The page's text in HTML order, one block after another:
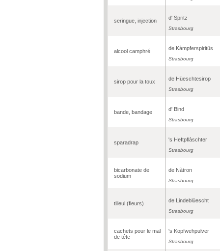
seringue, injection d' Spritz
Strasbourg
alcool camphré de Kàmpferspiritüs
Strasbourg
sirop pour la toux de Hüeschtesirop
Strasbourg
bande, bandage d' Bind
Strasbourg
sparadrap 's Heftpflàschter
Strasbourg
bicarbonate de
sodium
de Nàtron
Strasbourg
tilleul (fleurs) de Lindeblüescht
Strasbourg
cachets pour le mal
de tête
's Kopfwehpulver
Strasbourg